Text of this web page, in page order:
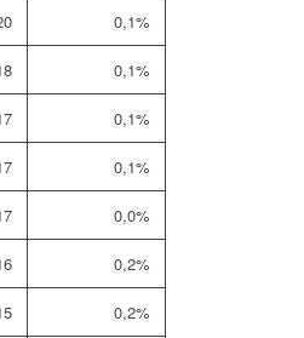
0,1%
0,1%
0,1%
0,1%
0,0%
0,2%
0,2%